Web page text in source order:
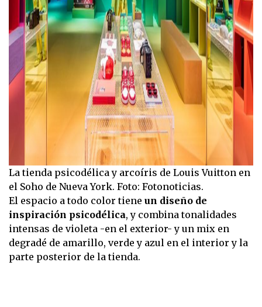
La tienda psicodélica y arcoíris de Louis Vuitton en
el Soho de Nueva York. Foto: Fotonoticias.
El espacio a todo color tiene un diseño de
inspiración psicodélica, y combina tonalidades
intensas de violeta -en el exterior- y un mix en
degradé de amarillo, verde y azul en el interior y la
parte posterior de la tienda.